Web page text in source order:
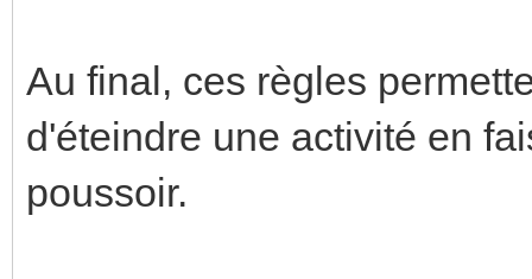
Au final, ces règles
d'éteindre une activité en
poussoir.